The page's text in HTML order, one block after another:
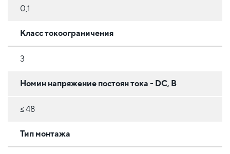
0,1
Класс токоограничения
3
Номин напряжение постоян тока - DC, В
≤ 48
Тип монтажа